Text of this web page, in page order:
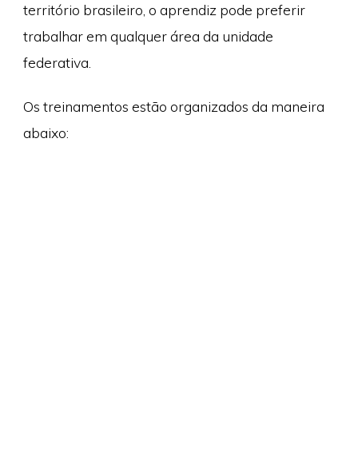
território brasileiro, o aprendiz pode preferir
trabalhar em qualquer área da unidade
federativa.
Os treinamentos estão organizados da maneira
abaixo: